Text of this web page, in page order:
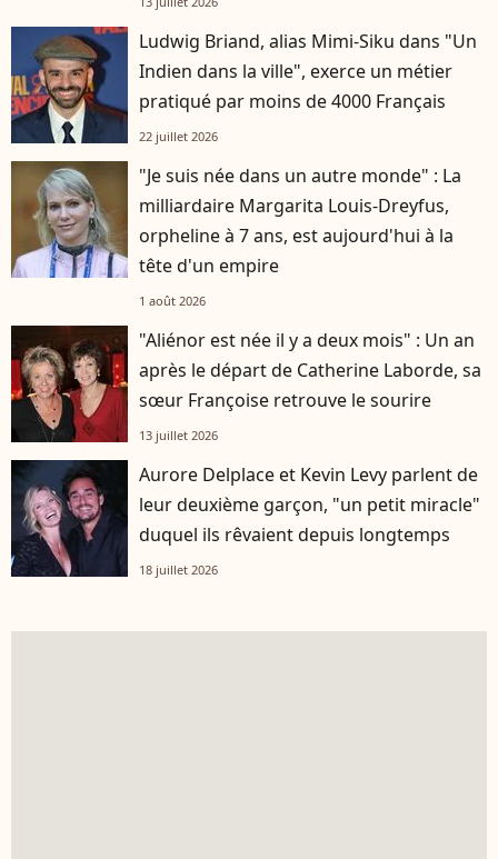
Ludwig Briand, alias Mimi-Siku dans "Un
Indien dans la ville", exerce un métier
pratiqué par moins de 4000 Français
22 juillet 2026
"Je suis née dans un autre monde" : La
milliardaire Margarita Louis-Dreyfus,
orpheline à 7 ans, est aujourd'hui à la
tête d'un empire
1 août 2026
"Aliénor est née il y a deux mois" : Un an
après le départ de Catherine Laborde, sa
sœur Françoise retrouve le sourire
13 juillet 2026
Aurore Delplace et Kevin Levy parlent de
leur deuxième garçon, "un petit miracle"
duquel ils rêvaient depuis longtemps
18 juillet 2026